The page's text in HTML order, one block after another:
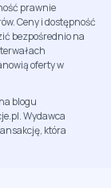
prawnie
Ceny i dostępność
bezpośrednio na
oferty w
blogu
Wydawca
która